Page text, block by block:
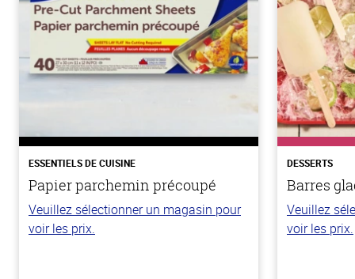
ESSENTIELS DE CUISINE
Papier parchemin précoupé
Veuillez sélectionner un magasin pour
voir les prix.
DESSERTS
Barres
Veuillez
voir les prix.